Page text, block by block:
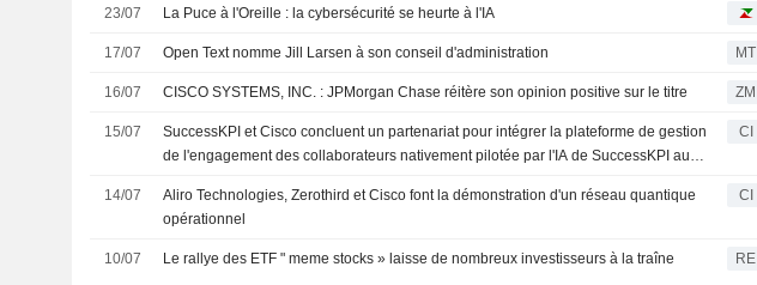
23/07 La Puce à l'Oreille : la cybersécurité se heurte à l'IA
17/07 Open Text nomme Jill Larsen à son conseil d'administration MT
16/07 CISCO SYSTEMS, INC. : JPMorgan Chase réitère son opinion positive sur le titre ZM
15/07
SuccessKPI et Cisco concluent un partenariat pour intégrer la plateforme de gestion
de l'engagement des collaborateurs nativement pilotée par l'IA de SuccessKPI au
CI
14/07
Aliro Technologies, Zerothird et Cisco font la démonstration d'un réseau quantique
opérationnel
CI
10/07 Le rallye des ETF " meme stocks » laisse de nombreux investisseurs à la traîne RE